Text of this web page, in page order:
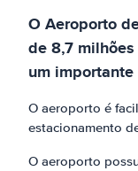
O Aeroporto
de 8,7
um
O aeroporto é
estacionamento
O aeroporto